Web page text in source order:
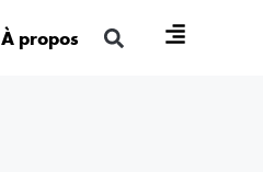
À propos